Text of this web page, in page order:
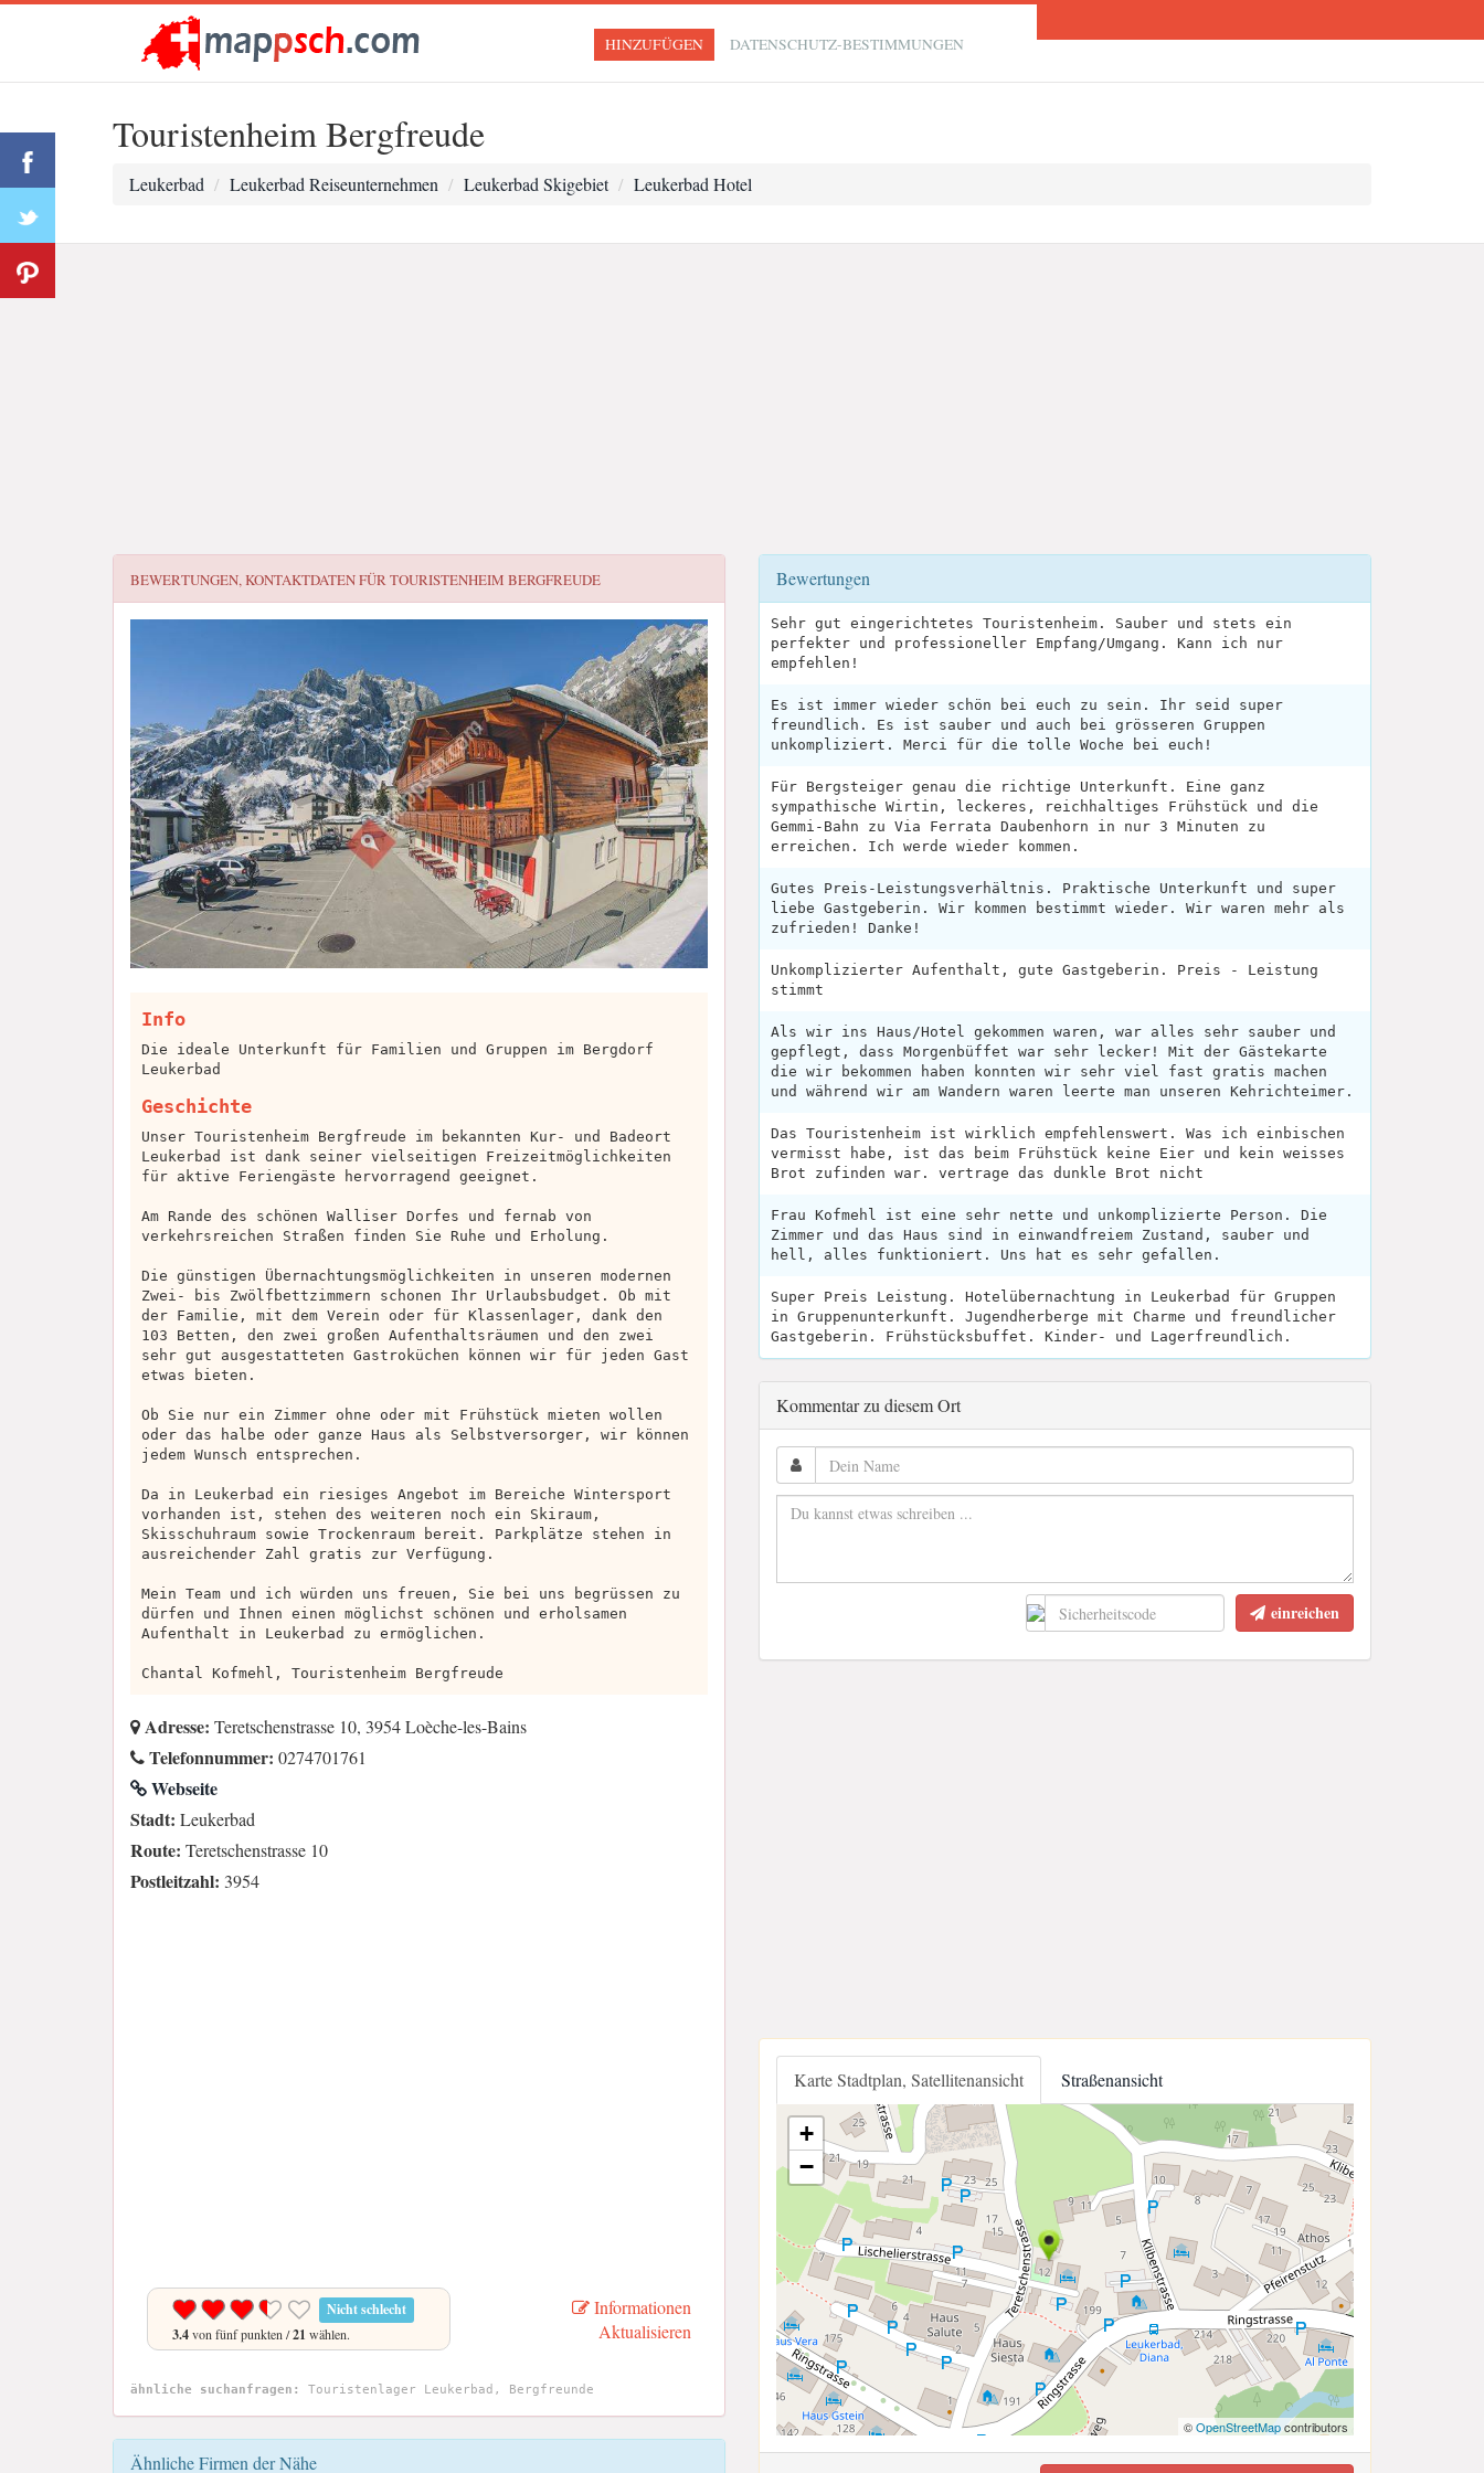
HINZUFÜGEN DATENSCHUTZ-BESTIMMUNGEN
Touristenheim Bergfreude
Leukerbad Leukerbad Reiseunternehmen Leukerbad Skigebiet Leukerbad Hotel
BEWERTUNGEN, KONTAKTDATEN FÜRTOURISTENHEIM BERGFREUDE
Info
Die ideale Unterkunft für Familien und Gruppen im Bergdorf
Leukerbad
Geschichte
Unser Touristenheim Bergfreude im bekannten Kur- und Badeort
Leukerbad ist dank seiner vielseitigen Freizeitmöglichkeiten
für aktive Feriengäste hervorragend geeignet.
Am Rande des schönen Walliser Dorfes und fernab von
verkehrsreichen Straßen finden Sie Ruhe und Erholung.
Die günstigen Übernachtungsmöglichkeiten in unseren modernen
Zwei- bis Zwölfbettzimmern schonen Ihr Urlaubsbudget. Ob mit
der Familie, mit dem Verein oder für Klassenlager, dank den
103 Betten, den zwei großen Aufenthaltsräumen und den zwei
sehr gut ausgestatteten Gastroküchen können wir für jeden Gast
etwas bieten.
Ob Sie nur ein Zimmer ohne oder mit Frühstück mieten wollen
oder das halbe oder ganze Haus als Selbstversorger, wir können
jedem Wunsch entsprechen.
Da in Leukerbad ein riesiges Angebot im Bereiche Wintersport
vorhanden ist, stehen des weiteren noch ein Skiraum,
Skisschuhraum sowie Trockenraum bereit. Parkplätze stehen in
ausreichender Zahl gratis zur Verfügung.
Mein Team und ich würden uns freuen, Sie bei uns begrüssen zu
dürfen und Ihnen einen möglichst schönen und erholsamen
Aufenthalt in Leukerbad zu ermöglichen.
Chantal Kofmehl, Touristenheim Bergfreude
Adresse: Teretschenstrasse 10, 3954 Loèche-les-Bains
Telefonnummer: 0274701761
Webseite
Stadt: Leukerbad
Route: Teretschenstrasse 10
Postleitzahl: 3954
Nicht schlecht
3.4von fünf punkten /21 wählen.
Informationen
Aktualisieren
ähnliche suchanfragen: Touristenlager Leukerbad, Bergfreunde
Ähnliche Firmen der Nähe
Bewertungen
Sehr gut eingerichtetes Touristenheim. Sauber und stets ein
perfekter und professioneller Empfang/Umgang. Kann ich nur
empfehlen!
Es ist immer wieder schön bei euch zu sein. Ihr seid super
freundlich. Es ist sauber und auch bei grösseren Gruppen
unkompliziert. Merci für die tolle Woche bei euch!
Für Bergsteiger genau die richtige Unterkunft. Eine ganz
sympathische Wirtin, leckeres, reichhaltiges Frühstück und die
Gemmi-Bahn zu Via Ferrata Daubenhorn in nur 3 Minuten zu
erreichen. Ich werde wieder kommen.
Gutes Preis-Leistungsverhältnis. Praktische Unterkunft und super
liebe Gastgeberin. Wir kommen bestimmt wieder. Wir waren mehr als
zufrieden! Danke!
Unkomplizierter Aufenthalt, gute Gastgeberin. Preis - Leistung
stimmt
Als wir ins Haus/Hotel gekommen waren, war alles sehr sauber und
gepflegt, dass Morgenbüffet war sehr lecker! Mit der Gästekarte
die wir bekommen haben konnten wir sehr viel fast gratis machen
und während wir am Wandern waren leerte man unseren Kehrichteimer.
Das Touristenheim ist wirklich empfehlenswert. Was ich einbischen
vermisst habe, ist das beim Frühstück keine Eier und kein weisses
Brot zufinden war. vertrage das dunkle Brot nicht
Frau Kofmehl ist eine sehr nette und unkomplizierte Person. Die
Zimmer und das Haus sind in einwandfreiem Zustand, sauber und
hell, alles funktioniert. Uns hat es sehr gefallen.
Super Preis Leistung. Hotelübernachtung in Leukerbad für Gruppen
in Gruppenunterkunft. Jugendherberge mit Charme und freundlicher
Gastgeberin. Frühstücksbuffet. Kinder- und Lagerfreundlich.
Kommentar zu diesem Ort
einreichen
Karte Stadtplan, Satellitenansicht Straßenansicht
+
−
©OpenStreetMapcontributors